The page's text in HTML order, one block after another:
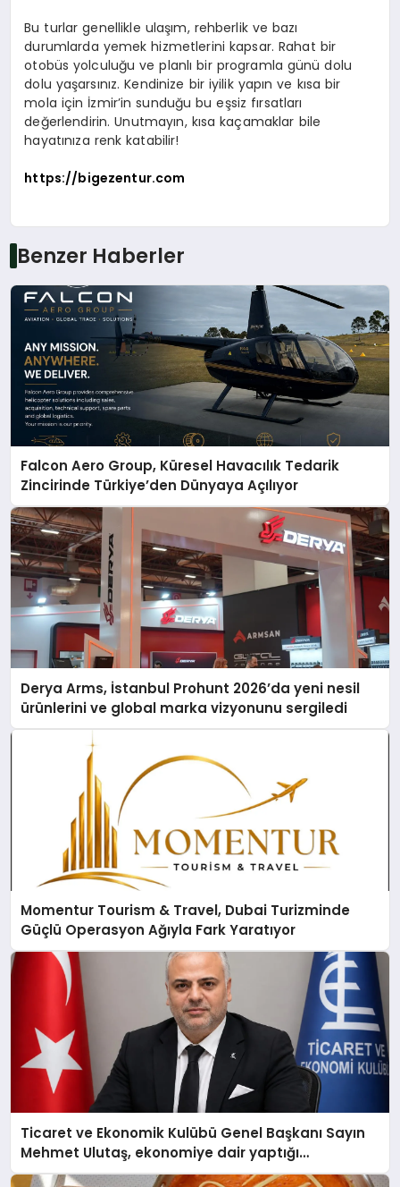
Bu turlar genellikle ulaşım, rehberlik ve bazı
durumlarda yemek hizmetlerini kapsar. Rahat bir
otobüs yolculuğu ve planlı bir programla günü dolu
dolu yaşarsınız. Kendinize bir iyilik yapın ve kısa bir
mola için İzmir’in sunduğu bu eşsiz fırsatları
değerlendirin. Unutmayın, kısa kaçamaklar bile
hayatınıza renk katabilir!
https://bigezentur.com
Benzer Haberler
Falcon Aero Group, Küresel Havacılık Tedarik
Zincirinde Türkiye’den Dünyaya Açılıyor
Derya Arms, İstanbul Prohunt 2026’da yeni nesil
ürünlerini ve global marka vizyonunu sergiledi
Momentur Tourism & Travel, Dubai Turizminde
Güçlü Operasyon Ağıyla Fark Yaratıyor
Ticaret ve Ekonomik Kulübü Genel Başkanı Sayın
Mehmet Ulutaş, ekonomiye dair yaptığı
açıklamada şunları kaydetti: